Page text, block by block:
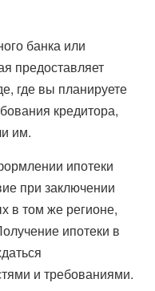
банка или
предоставляет
где вы планируете
кредитора,
им.
ипотеки
при заключении
в том же регионе,
ипотеки в
и требованиями.